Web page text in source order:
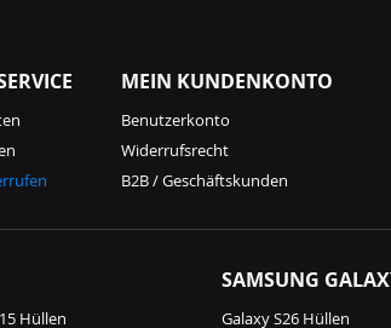
MEIN KUNDENKONTO
Benutzerkonto
Widerrufsrecht
B2B / Geschäftskunden
Hüllen
SAMSUNG
Galaxy S26 Hüllen